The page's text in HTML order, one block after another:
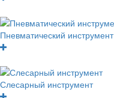
Пневматический инструмент
Слесарный инструмент